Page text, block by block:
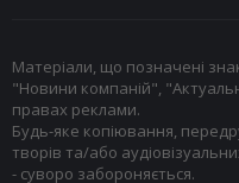
Матеріали, що позначені
"Новини компаній",
правах реклами.
Будь-яке копіювання,
творів та/або
- суворо забороняється.